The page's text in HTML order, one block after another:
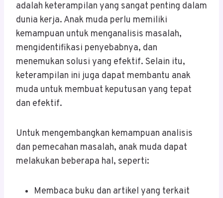
adalah keterampilan yang sangat penting dalam
dunia kerja. Anak muda perlu memiliki
kemampuan untuk menganalisis masalah,
mengidentifikasi penyebabnya, dan
menemukan solusi yang efektif. Selain itu,
keterampilan ini juga dapat membantu anak
muda untuk membuat keputusan yang tepat
dan efektif.
Untuk mengembangkan kemampuan analisis
dan pemecahan masalah, anak muda dapat
melakukan beberapa hal, seperti:
Membaca buku dan artikel yang terkait